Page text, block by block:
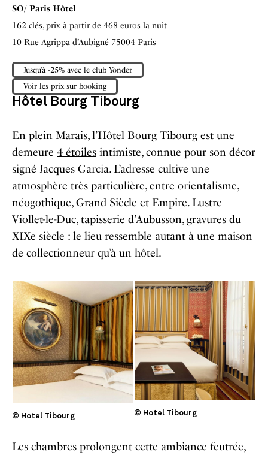
SO/ Paris Hôtel
162 clés, prix à partir de 468 euros la nuit
10 Rue Agrippa d’Aubigné 75004 Paris
Jusqu’à -25% avec le club Yonder
Voir les prix sur booking
Hôtel Bourg Tibourg
En plein Marais, l’Hôtel Bourg Tibourg est une
demeure 4 étoiles intimiste, connue pour son décor
signé Jacques Garcia. L’adresse cultive une
atmosphère très particulière, entre orientalisme,
néogothique, Grand Siècle et Empire. Lustre
Viollet-le-Duc, tapisserie d’Aubusson, gravures du
XIXe siècle : le lieu ressemble autant à une maison
de collectionneur qu’à un hôtel.
© Hotel Tibourg © Hotel Tibourg
Les chambres prolongent cette ambiance feutrée,